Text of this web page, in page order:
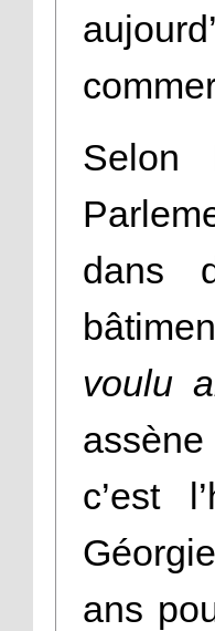
Selon
dans
voulu
assène
c’est
ans